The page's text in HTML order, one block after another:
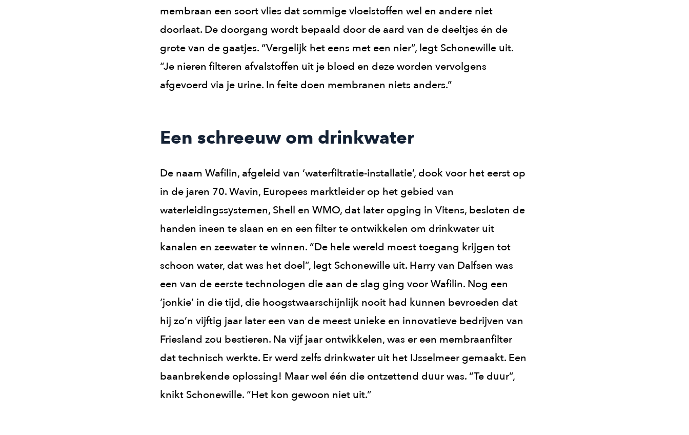
membraan een soort vlies dat sommige vloeistoffen wel en andere niet
doorlaat. De doorgang wordt bepaald door de aard van de deeltjes én de
grote van de gaatjes. “Vergelijk het eens met een nier”, legt Schonewille uit.
“Je nieren filteren afvalstoffen uit je bloed en deze worden vervolgens
afgevoerd via je urine. In feite doen membranen niets anders.”
Een schreeuw om drinkwater
De naam Wafilin, afgeleid van ‘waterfiltratie-installatie’, dook voor het eerst op
in de jaren 70. Wavin, Europees marktleider op het gebied van
waterleidingssystemen, Shell en WMO, dat later opging in Vitens, besloten de
handen ineen te slaan en en een filter te ontwikkelen om drinkwater uit
kanalen en zeewater te winnen. “De hele wereld moest toegang krijgen tot
schoon water, dat was het doel”, legt Schonewille uit. Harry van Dalfsen was
een van de eerste technologen die aan de slag ging voor Wafilin. Nog een
‘jonkie’ in die tijd, die hoogstwaarschijnlijk nooit had kunnen bevroeden dat
hij zo’n vijftig jaar later een van de meest unieke en innovatieve bedrijven van
Friesland zou bestieren. Na vijf jaar ontwikkelen, was er een membraanfilter
dat technisch werkte. Er werd zelfs drinkwater uit het IJsselmeer gemaakt. Een
baanbrekende oplossing! Maar wel één die ontzettend duur was. “Te duur”,
knikt Schonewille. “Het kon gewoon niet uit.”